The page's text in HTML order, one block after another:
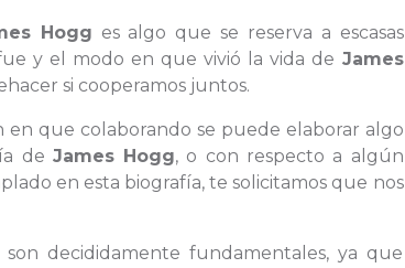
Hogg es algo que se reserva a escasas
y el modo en que vivió la vida de James
si cooperamos juntos.
en que colaborando se puede elaborar algo
de James Hogg, o con respecto a algún
en esta biografía, te solicitamos que nos
decididamente fundamentales, ya que